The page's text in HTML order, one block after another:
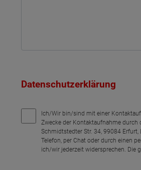
Datenschutzerklärung
Ich/Wir bin/sind mit einer
Zwecke der Kontaktaufnahme durch
Schmidtstedter Str. 34, 99084
Telefon, per Chat oder durch einen
ich/wir jederzeit widersprechen. Die